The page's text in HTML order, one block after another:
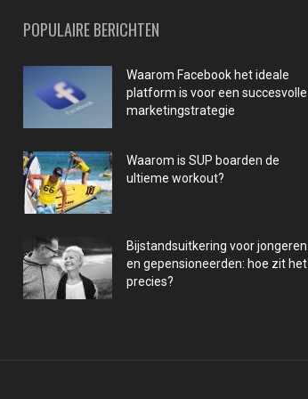
POPULAIRE BERICHTEN
Waarom Facebook het ideale
platform is voor een succesvolle
marketingstrategie
Waarom is SUP boarden de
ultieme workout?
Bijstandsuitkering voor jongeren
en gepensioneerden: hoe zit het
precies?